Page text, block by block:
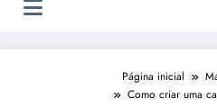
Página inicial
Como criar uma